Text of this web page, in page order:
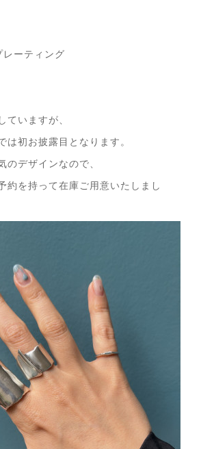
ーティング
ていますが、
は初お披露目となります。
デザインなので、
約を持って在庫ご用意いたしまし